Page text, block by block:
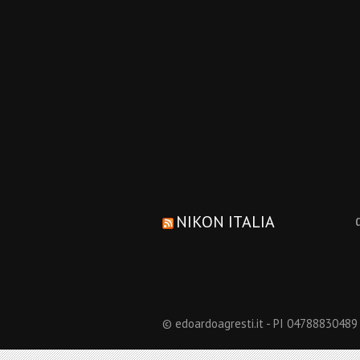
NIKON ITALIA
© edoardoagresti.it - PI